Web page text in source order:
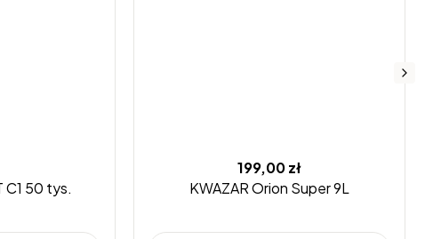
C1 50 tys.
199,00 zł
KWAZAR Orion Super 9L